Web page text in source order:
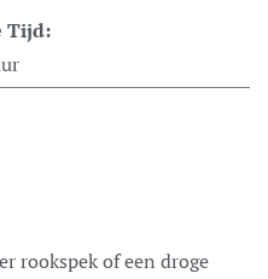
Tijd:
rookspekof een droge